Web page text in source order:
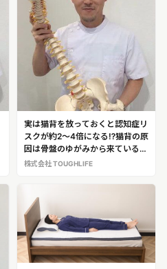
可能です
実は猫背を放っておくと認知症リ
スクが約2～4倍になる⁉猫背の原
因は骨盤のゆがみから来ている！
誰でもできるしゃちほこストレッ
ッドハンド 株式会社
TOUGHLIFE 代表 埜谷 悟（の
や・さとる）
株式会社 TOUGHLIFE